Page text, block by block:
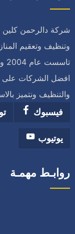
شركة دالرحمن
وتنظيف وتعقيم
افضل الشركات على
والتنظيف ونتميز
فيسبوك
يوتيوب
روابـط مهمـة